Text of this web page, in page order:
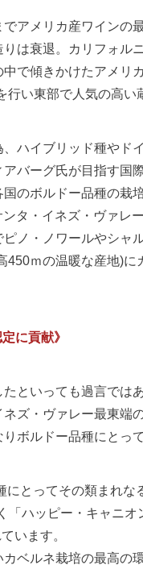
アメリカ産ワインの
は衰退。カリフォル
で傾きかけたアメリ
行い東部で人気の高い
ハイブリッド種やド
バーグ氏が目指す国
のボルドー品種の栽
タ・イネズ・ヴァレ
ノ・ノワールやシャ
450ｍの温暖な産地)
に貢献》
といっても過言では
ズ・ヴァレー最東端
ボルドー品種にとっ
にとってその類まれ
ハッピー・キャニオ
います。
ベルネ栽培の最高の